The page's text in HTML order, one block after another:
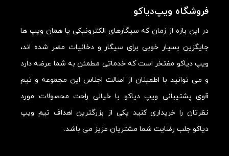
فروشگاه ویپ‌دیاکو
در این بازه از زمان که سیگارهای الکترونیکی یا همان ویپ ها
جایگزین بسیار خوبی برای سیگار و دخانیات مضر شده اند،
ویپ دیاکو مفتخر است که خدماتی مطمئن به شما عرضه دارد
و می توانید با اطمینان از اصالت اجناس این مجموعه و تیم
قوی پشتیبانی ویپ دیاکو با خیالی راحت محصولات مورد
نظرتان را خریداری کنید یکی از بزرگترین اهداف تیم ویپ
دیاکو جلب رضایت شما مشتریان عزیز می باشد.